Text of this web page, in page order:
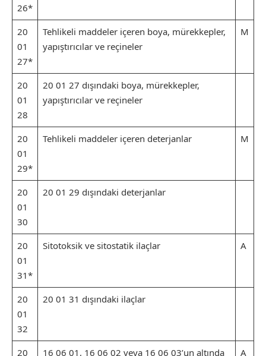
26*
20
01
27*
Tehlikeli maddeler içeren boya, mürekkepler,
yapıştırıcılar ve reçineler
M
20
01
28
20 01 27 dışındaki boya, mürekkepler,
yapıştırıcılar ve reçineler
20
01
29*
Tehlikeli maddeler içeren deterjanlar M
20
01
30
20 01 29 dışındaki deterjanlar
20
01
31*
Sitotoksik ve sitostatik ilaçlar A
20
01
32
20 01 31 dışındaki ilaçlar
20 16 06 01, 16 06 02 veya 16 06 03’un altında A